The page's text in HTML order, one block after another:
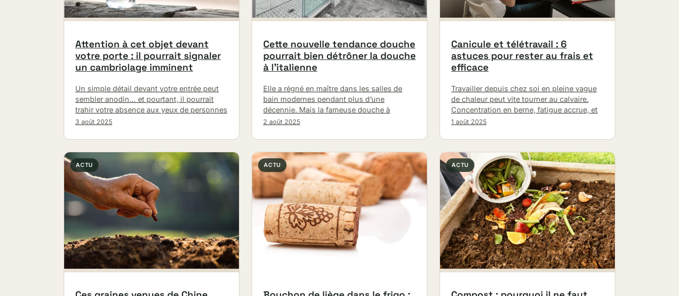
Attention à cet objet devant
votre porte : il pourrait signaler
un cambriolage imminent
3 août 2025
Un simple détail devant votre entrée peut
sembler anodin… et pourtant, il pourrait
trahir votre absence aux yeux de personnes
Cette nouvelle tendance douche
pourrait bien détrôner la douche
à l’italienne
2 août 2025
Elle a régné en maître dans les salles de
bain modernes pendant plus d’une
décennie. Mais la fameuse douche à
Canicule et télétravail : 6
astuces pour rester au frais et
efficace
1 août 2025
Travailler depuis chez soi en pleine vague
de chaleur peut vite tourner au calvaire.
Concentration en berne, fatigue accrue, et
ACTU ACTU ACTU